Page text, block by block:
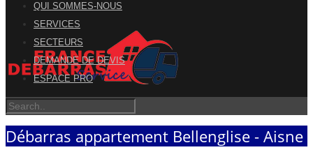
QUI SOMMES-NOUS
SERVICES
SECTEURS
DEMANDE DE DEVIS
ESPACE PRO
Débarras appartement Bellenglise - Aisne